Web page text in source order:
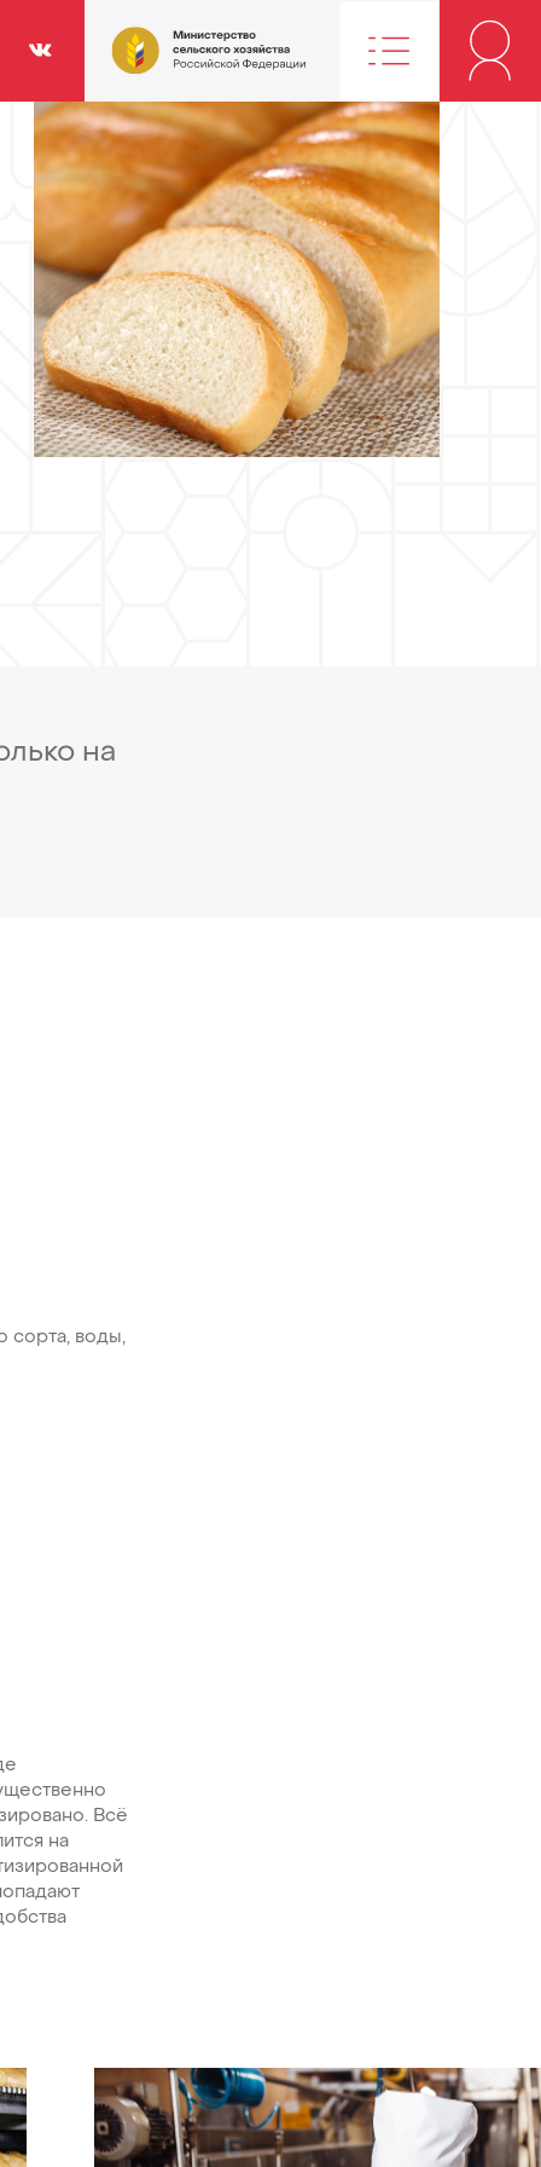
Министерство
сельского
хозяйства
Федерации
Вконтакте
на
сорта, воды,
Всё
на